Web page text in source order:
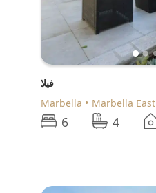
فيلا
Marbella
Marbella East
6 4